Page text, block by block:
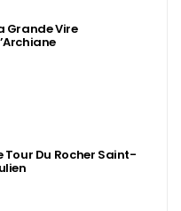
Grande Vire
Tour Du Rocher Saint-